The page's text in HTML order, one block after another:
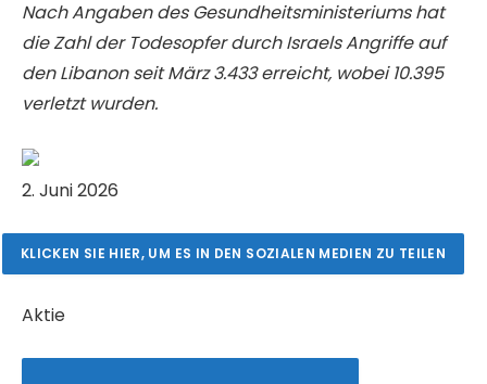
Updates,
Nach Angaben des Gesundheitsministeriums hat
die Zahl der Todesopfer durch Israels Angriffe auf
den Libanon seit März 3.433 erreicht, wobei 10.395
verletzt wurden.
V
r
ö
f
2. Juni 2026
KLICKEN SIE HIER, UM ES IN DEN SOZIALEN MEDIEN ZU TEILEN
Aktie